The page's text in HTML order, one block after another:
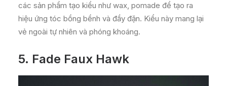
các sản phẩm tạo kiểu như wax, pomade để tạo ra
hiệu ứng tóc bồng bềnh và đầy đặn. Kiểu này mang lại
vẻ ngoài tự nhiên và phóng khoáng.
5. Fade Faux Hawk